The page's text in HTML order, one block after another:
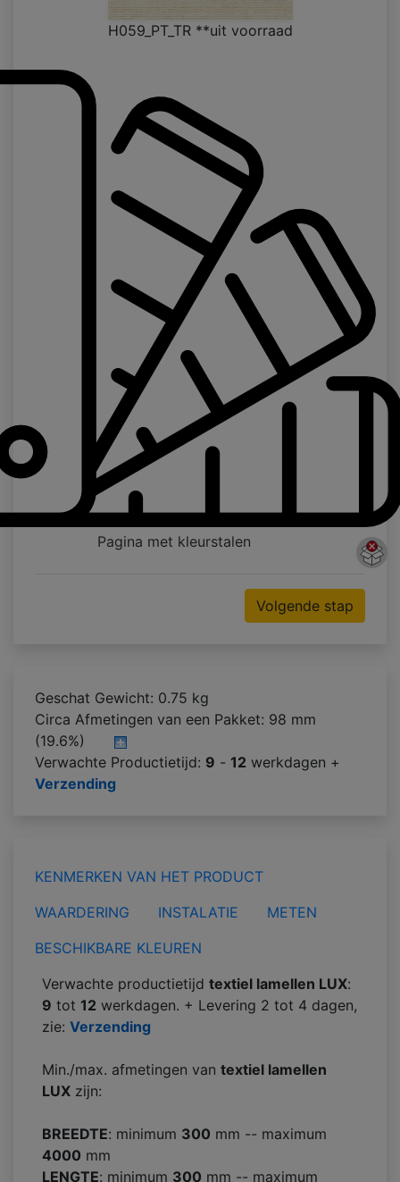
H059_PT_TR **uit voorraad
Pagina met kleurstalen
Volgende stap
Geschat Gewicht: 0.75 kg
Circa Afmetingen van een Pakket: 98 mm
(19.6%)
Verwachte Productietijd: 9 - 12 werkdagen +
Verzending
KENMERKEN VAN HET PRODUCT
WAARDERING
INSTALATIE
METEN
BESCHIKBARE KLEUREN
Verwachte productietijd textiel lamellen LUX:
9 tot 12 werkdagen. + Levering 2 tot 4 dagen,
zie: Verzending
Min./max. afmetingen van textiel lamellen
LUX zijn:
BREEDTE: minimum 300 mm -- maximum
4000 mm
LENGTE: minimum 300 mm -- maximum